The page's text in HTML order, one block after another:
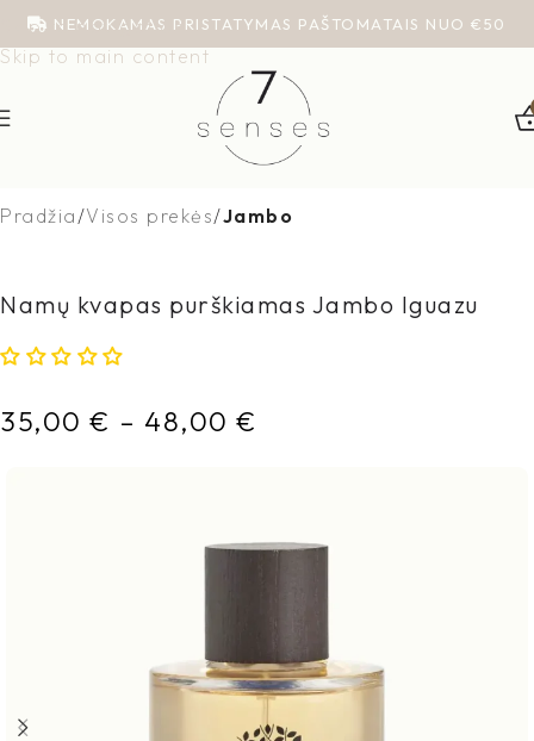
Skip to navigation
Skip to main content
NEMOKAMAS PRISTATYMAS PAŠTOMATAIS NUO €50
Pradžia Visos prekės Jambo
Namų kvapas purškiamas Jambo Iguazu
35,00 € – 48,00 €